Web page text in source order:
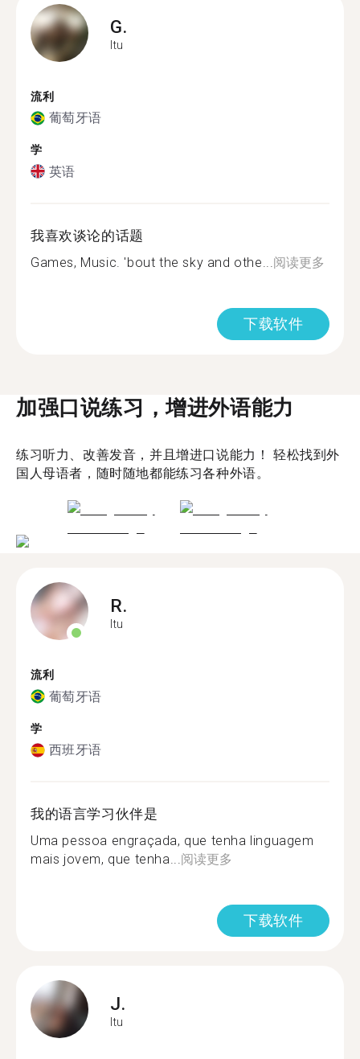
G.
Itu
流利
葡萄牙语
学
英语
我喜欢谈论的话题
Games, Music. 'bout the sky and othe... 阅读更多
下载软件
加强口说练习，增进外语能力
练习听力、改善发音，并且增进口说能力！ 轻松找到外
国人母语者，随时随地都能练习各种外语。
R.
Itu
流利
葡萄牙语
学
西班牙语
我的语言学习伙伴是
Uma pessoa engraçada, que tenha linguagem
mais jovem, que tenha...阅读更多
下载软件
J.
Itu